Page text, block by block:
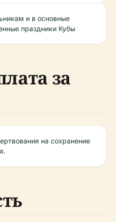
и в основные
праздники Кубы
за
на сохранение